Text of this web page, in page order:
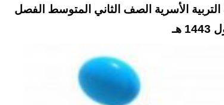
الأسرية الصف الثاني المتوسط الفصل
1443 هـ